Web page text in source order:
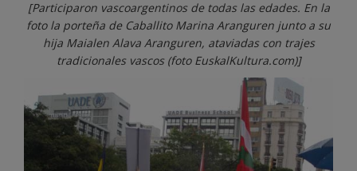
[Participaron vascoargentinos de todas las edades. En la
foto la porteña de Caballito Marina Aranguren junto a su
hija Maialen Alava Aranguren, ataviadas con trajes
tradicionales vascos (foto EuskalKultura.com)]